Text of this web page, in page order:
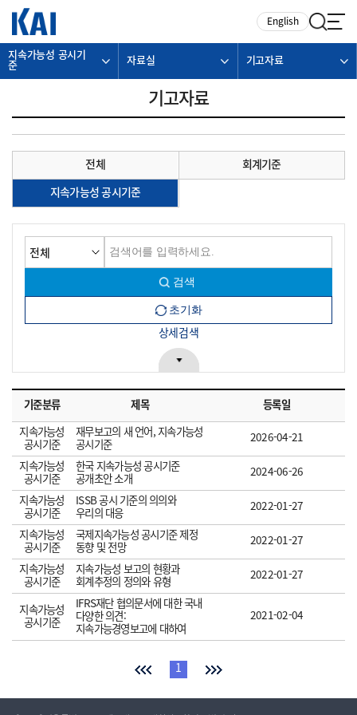
English
지속가능성 공시기
준
자료실 기고자료
기고자료
전체 회계기준
지속가능성 공시기준
상세검색
기준분류 제목 등록일
지속가능성
공시기준
재무보고의 새 언어, 지속가능성
공시기준
2026-04-21
지속가능성
공시기준
한국 지속가능성 공시기준
공개초안 소개
2024-06-26
지속가능성
공시기준
ISSB 공시 기준의 의의와
우리의 대응
2022-01-27
지속가능성
공시기준
국제지속가능성 공시기준 제정
동향 및 전망
2022-01-27
지속가능성
공시기준
지속가능성 보고의 현황과
회계추정의 정의와 유형
2022-01-27
지속가능성
공시기준
IFRS재단 협의문서에 대한 국내
다양한 의견:
지속가능경영보고에 대하여
2021-02-04
1